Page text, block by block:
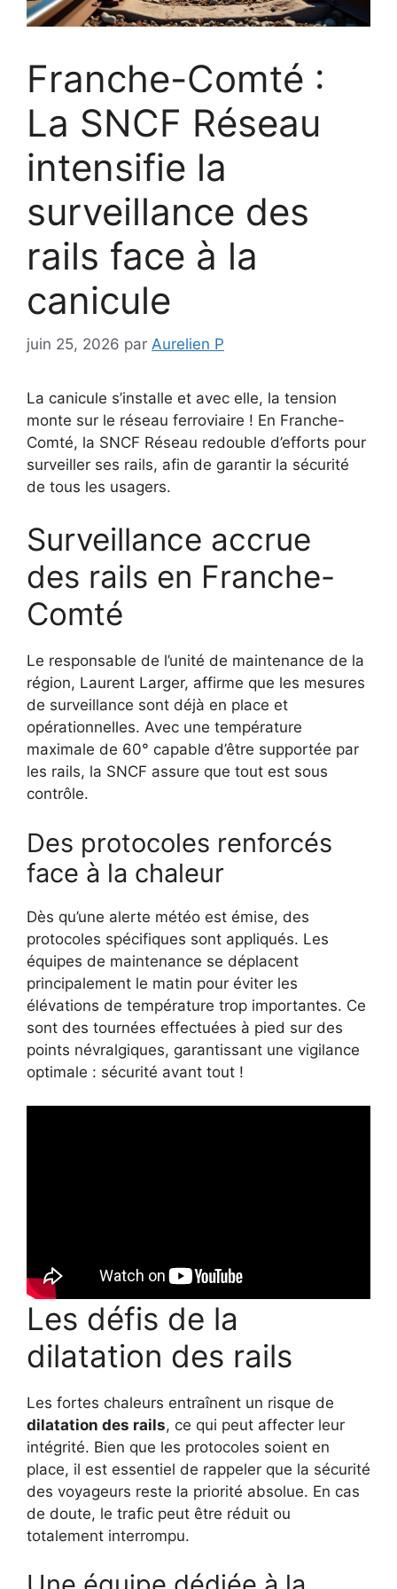
Franche-Comté :
La SNCF Réseau
intensifie la
surveillance des
rails face à la
canicule
juin 25, 2026 par Aurelien P
La canicule s’installe et avec elle, la tension
monte sur le réseau ferroviaire ! En Franche-
Comté, la SNCF Réseau redouble d’efforts pour
surveiller ses rails, afin de garantir la sécurité
de tous les usagers.
Surveillance accrue
des rails en Franche-
Comté
Le responsable de l’unité de maintenance de la
région, Laurent Larger, affirme que les mesures
de surveillance sont déjà en place et
opérationnelles. Avec une température
maximale de 60° capable d’être supportée par
les rails, la SNCF assure que tout est sous
contrôle.
Des protocoles renforcés
face à la chaleur
Dès qu’une alerte météo est émise, des
protocoles spécifiques sont appliqués. Les
équipes de maintenance se déplacent
principalement le matin pour éviter les
élévations de température trop importantes. Ce
sont des tournées effectuées à pied sur des
points névralgiques, garantissant une vigilance
optimale : sécurité avant tout !
Les défis de la
dilatation des rails
Les fortes chaleurs entraînent un risque de
dilatation des rails, ce qui peut affecter leur
intégrité. Bien que les protocoles soient en
place, il est essentiel de rappeler que la sécurité
des voyageurs reste la priorité absolue. En cas
de doute, le trafic peut être réduit ou
totalement interrompu.